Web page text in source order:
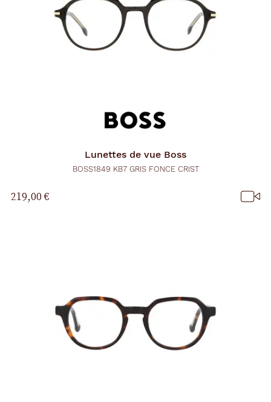
Lunettes de vue Boss
BOSS1849 KB7 GRIS FONCE CRIST
219,00 €